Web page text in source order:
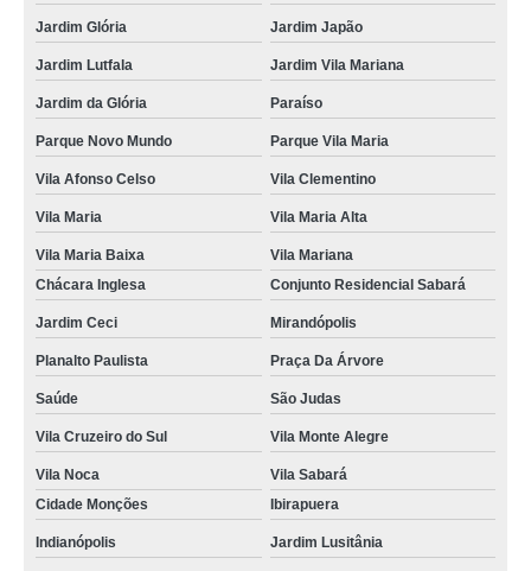
Jardim Glória Jardim Japão
Jardim Lutfala Jardim Vila Mariana
Jardim da Glória Paraíso
Parque Novo Mundo Parque Vila Maria
Vila Afonso Celso Vila Clementino
Vila Maria Vila Maria Alta
Vila Maria Baixa
Vila Mariana
Chácara Inglesa
Conjunto Residencial Sabará
Jardim Ceci Mirandópolis
Planalto Paulista Praça Da Árvore
Saúde São Judas
Vila Cruzeiro do Sul Vila Monte Alegre
Vila Noca
Vila Sabará
Cidade Monções
Ibirapuera
Indianópolis Jardim Lusitânia